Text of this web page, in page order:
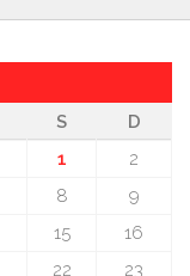
S
D
1
2
8
9
15
16
22
23